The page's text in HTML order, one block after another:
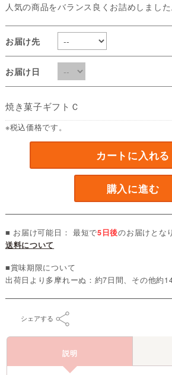
人気の商品をバランス良くお詰めしました
お届け先
お届け日
焼き菓子ギフトＣ
※税込価格です。
カートに入れる
購入に進む
■ お届け可能日： 最短で5日後のお届けとな
送料について
■賞味期限について
出荷日より多摩れーぬ：約7日間、その他約
シェアする
説明